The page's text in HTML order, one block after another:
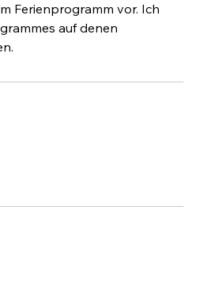
Ferienprogramm vor. Ich
auf denen